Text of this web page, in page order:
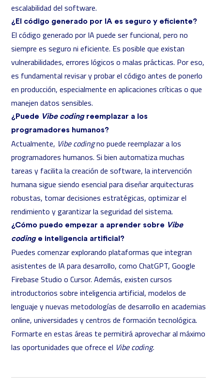
escalabilidad del software.
¿El código generado por IA es seguro y eficiente?
El código generado por IA puede ser funcional, pero no
siempre es seguro ni eficiente. Es posible que existan
vulnerabilidades, errores lógicos o malas prácticas. Por eso,
es fundamental revisar y probar el código antes de ponerlo
en producción, especialmente en aplicaciones críticas o que
manejen datos sensibles.
¿Puede Vibe codingreemplazar a los
programadores humanos?
Actualmente, Vibe codingno puede reemplazar a los
programadores humanos. Si bien automatiza muchas
tareas y facilita la creación de software, la intervención
humana sigue siendo esencial para diseñar arquitecturas
robustas, tomar decisiones estratégicas, optimizar el
rendimiento y garantizar la seguridad del sistema.
¿Cómo puedo empezar a aprender sobre Vibe
codinge inteligencia artificial?
Puedes comenzar explorando plataformas que integran
asistentes de IA para desarrollo, como ChatGPT, Google
Firebase Studio o Cursor. Además, existen cursos
introductorios sobre inteligencia artificial, modelos de
lenguaje y nuevas metodologías de desarrollo en academias
online, universidades y centros de formación tecnológica.
Formarte en estas áreas te permitirá aprovechar al máximo
las oportunidades que ofrece el Vibe coding.